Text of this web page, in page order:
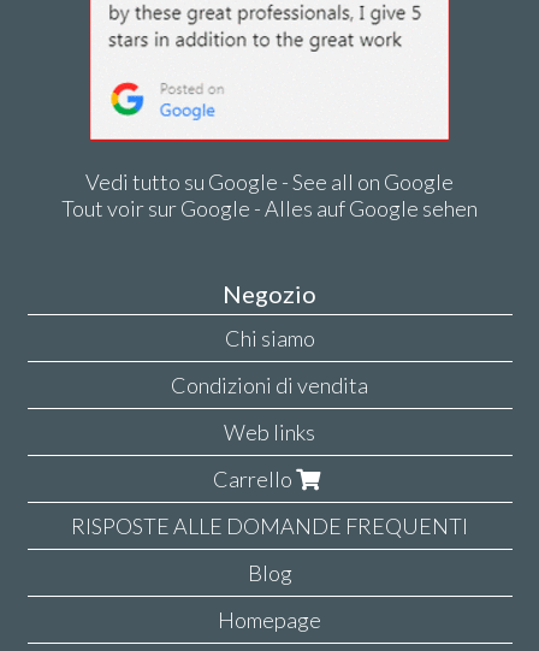
Vedi tutto su Google - See all on Google
Tout voir sur Google - Alles auf Google sehen
Negozio
Chi siamo
Condizioni di vendita
Web links
Carrello
RISPOSTE ALLE DOMANDE FREQUENTI
Blog
Homepage